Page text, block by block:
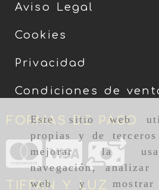
Este sitio web
propias y de
mejorar la
navegación,
web y mostrar
Aviso Legal
Cookies
Privacidad
Condiciones de
FORMAS DE PAGO
TIFFAN Y LUZ